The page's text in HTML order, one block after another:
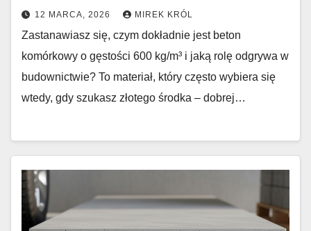
12 MARCA, 2026 MIREK KRÓL
Zastanawiasz się, czym dokładnie jest beton
komórkowy o gęstości 600 kg/m³ i jaką rolę odgrywa w
budownictwie? To materiał, który często wybiera się
wtedy, gdy szukasz złotego środka – dobrej…